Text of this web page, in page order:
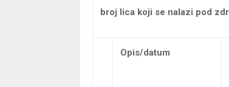
broj lica koji se nalazi pod
Opis/datum